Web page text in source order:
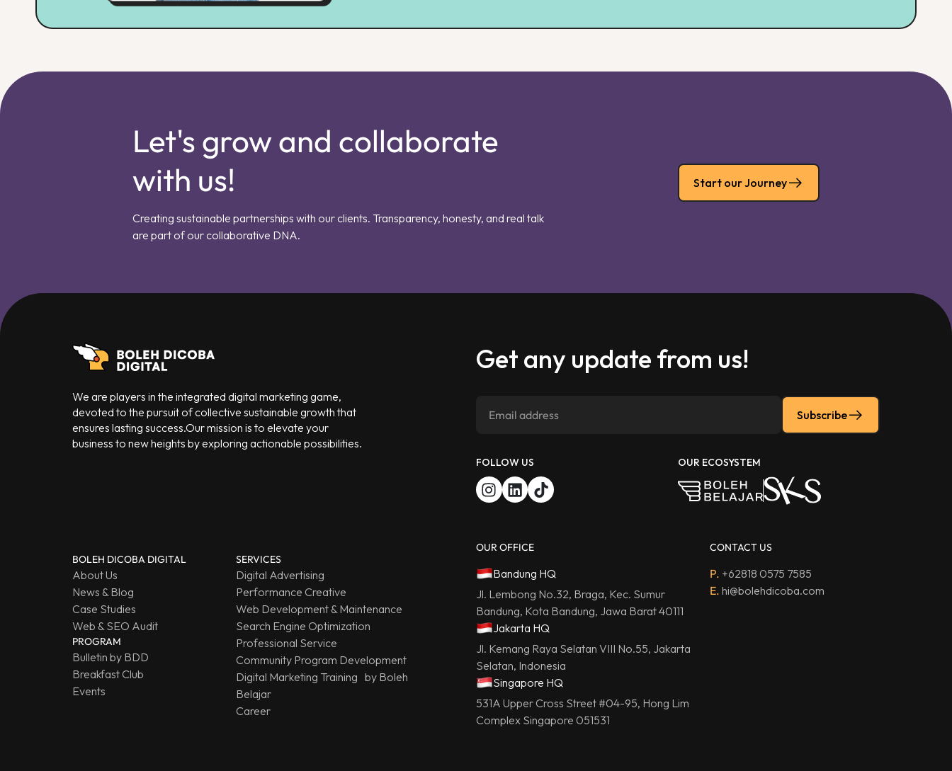
Let's grow and collaborate
with us!
Creating sustainable partnerships with our clients. Transparency, honesty, and real talk
are part of our collaborative DNA.
Start our Journey
We are players in the integrated digital marketing game,
devoted to the pursuit of collective sustainable growth that
ensures lasting success.Our mission is to elevate your
business to new heights by exploring actionable possibilities.
Get any update from us!
Subscribe
FOLLOW US OUR ECOSYSTEM
BOLEH DICOBA DIGITAL
About Us
News & Blog
Case Studies
Web & SEO Audit
PROGRAM
Bulletin by BDD
Breakfast Club
Events
SERVICES
Digital Advertising
Performance Creative
Web Development & Maintenance
Search Engine Optimization
Professional Service
Community Program Development
Digital Marketing Training by Boleh
Belajar
Career
OUR OFFICE
Bandung HQ
Jl. Lembong No.32, Braga, Kec. Sumur
Bandung, Kota Bandung, Jawa Barat 40111
Jakarta HQ
Jl. Kemang Raya Selatan VIII No.55, Jakarta
Selatan, Indonesia
Singapore HQ
531A Upper Cross Street #04-95, Hong Lim
Complex Singapore 051531
CONTACT US
P. +62818 0575 7585
E. hi@bolehdicoba.com